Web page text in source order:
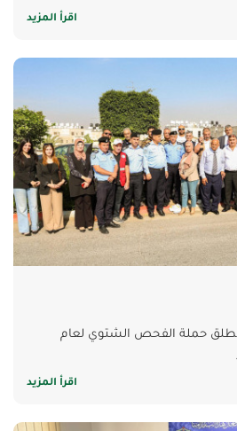
اقرأ المزيد
تطلق حملة الفحص الشتوي لعام
اقرأ المزيد